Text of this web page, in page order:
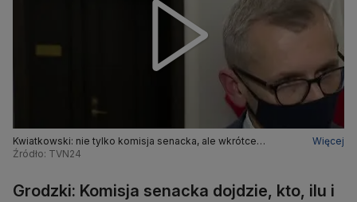
Kwiatkowski: nie tylko komisja senacka, ale wkrótce
prokurator chętnie z Markiem Suskim porozmawia
Więcej
Źródło: TVN24
Grodzki: Komisja senacka dojdzie, kto, ilu i